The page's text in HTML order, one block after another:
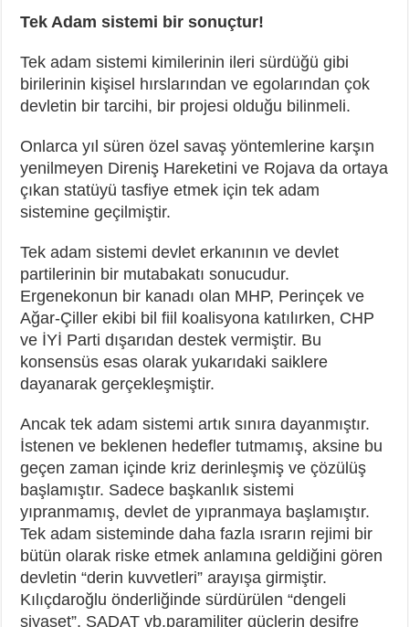
Tek Adam sistemi bir sonuçtur!
Tek adam sistemi kimilerinin ileri sürdüğü gibi
birilerinin kişisel hırslarından ve egolarından çok
devletin bir tarcihi, bir projesi olduğu bilinmeli.
Onlarca yıl süren özel savaş yöntemlerine karşın
yenilmeyen Direniş Hareketini ve Rojava da ortaya
çıkan statüyü tasfiye etmek için tek adam
sistemine geçilmiştir.
Tek adam sistemi devlet erkanının ve devlet
partilerinin bir mutabakatı sonucudur.
Ergenekonun bir kanadı olan MHP, Perinçek ve
Ağar-Çiller ekibi bil fiil koalisyona katılırken, CHP
ve İYİ Parti dışarıdan destek vermiştir. Bu
konsensüs esas olarak yukarıdaki saiklere
dayanarak gerçekleşmiştir.
Ancak tek adam sistemi artık sınıra dayanmıştır.
İstenen ve beklenen hedefler tutmamış, aksine bu
geçen zaman içinde kriz derinleşmiş ve çözülüş
başlamıştır. Sadece başkanlık sistemi
yıpranmamış, devlet de yıpranmaya başlamıştır.
Tek adam sisteminde daha fazla ısrarın rejimi bir
bütün olarak riske etmek anlamına geldiğini gören
devletin “derin kuvvetleri” arayışa girmiştir.
Kılıçdaroğlu önderliğinde sürdürülen “dengeli
siyaset”, SADAT vb.paramiliter güçlerin deşifre